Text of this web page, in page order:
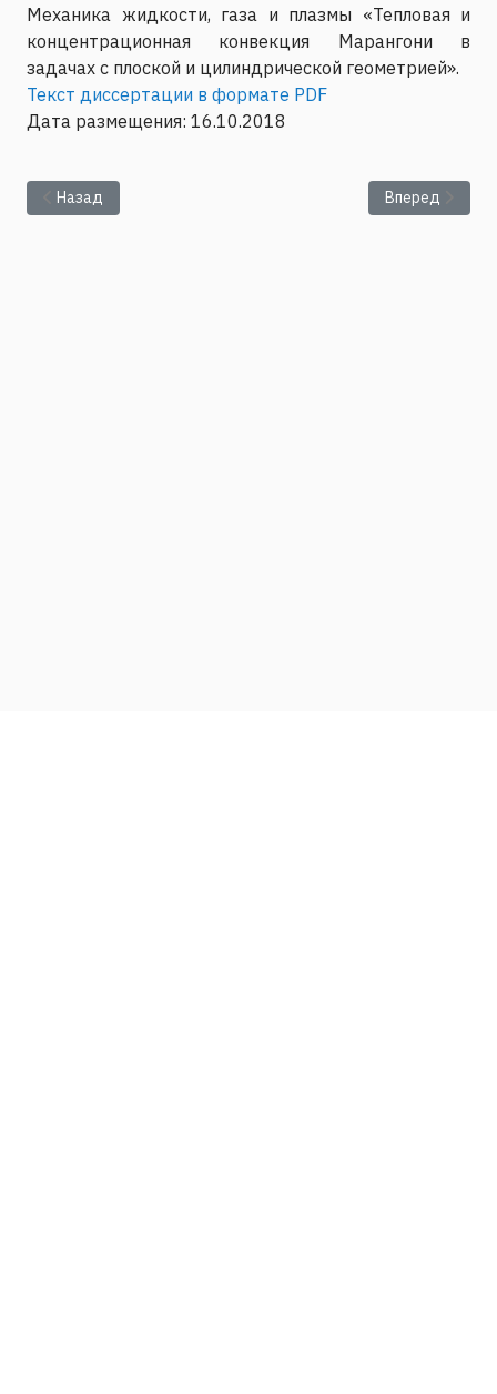
Механика жидкости, газа и плазмы «Тепловая и
концентрационная конвекция Марангони в
задачах с плоской и цилиндрической геометрией».
Текст диссертации в формате PDF
Дата размещения: 16.10.2018
Предыдущий: Представление текста диссертации
Назад Следующий:
Вперед